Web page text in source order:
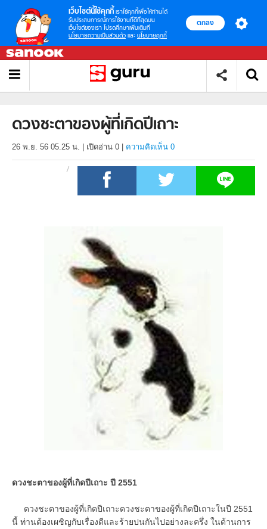
เว็บไซต์นี้ใช้คุกกี้ เราใช้คุกกี้เพื่อให้ท่านได้
รับประสบการณ์การใช้งานที่ดีที่สุดบน
เว็บไซต์ของเรา โปรดศึกษาเพิ่มเติมที่
นโยบายความเป็นส่วนตัว และ นโยบายคุกกี้
ตกลง
ดวงชะตาของผู้ที่เกิดปีเถาะ
26 พ.ย. 56 05.25 น. เปิดอ่าน 0 ความคิดเห็น 0
ดวงชะตาของผู้ที่เกิดปีเถาะ ปี 2551
ดวงชะตาของผู้ที่เกิดปีเถาะดวงชะตาของผู้ที่เกิดปีเถาะในปี 2551
นี้ ท่านต้องเผชิญกับเรื่องดีและร้ายปนกันไปอย่างละครึ่ง ในด้านการ